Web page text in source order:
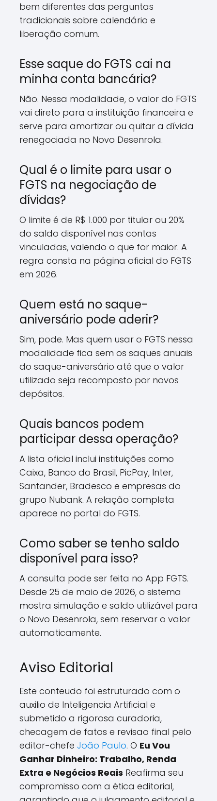
bem diferentes das perguntas
tradicionais sobre calendário e
liberação comum.
Esse saque do FGTS cai na
minha conta bancária?
Não. Nessa modalidade, o valor do FGTS
vai direto para a instituição financeira e
serve para amortizar ou quitar a dívida
renegociada no Novo Desenrola.
Qual é o limite para usar o
FGTS na negociação de
dívidas?
O limite é de R$ 1.000 por titular ou 20%
do saldo disponível nas contas
vinculadas, valendo o que for maior. A
regra consta na página oficial do FGTS
em 2026.
Quem está no saque-
aniversário pode aderir?
Sim, pode. Mas quem usar o FGTS nessa
modalidade fica sem os saques anuais
do saque-aniversário até que o valor
utilizado seja recomposto por novos
depósitos.
Quais bancos podem
participar dessa operação?
A lista oficial inclui instituições como
Caixa, Banco do Brasil, PicPay, Inter,
Santander, Bradesco e empresas do
grupo Nubank. A relação completa
aparece no portal do FGTS.
Como saber se tenho saldo
disponível para isso?
A consulta pode ser feita no App FGTS.
Desde 25 de maio de 2026, o sistema
mostra simulação e saldo utilizável para
o Novo Desenrola, sem reservar o valor
automaticamente.
Aviso Editorial
Este conteudo foi estruturado com o
auxilio de Inteligencia Artificial e
submetido a rigorosa curadoria,
checagem de fatos e revisao final pelo
editor-chefe João Paulo. O Eu Vou
Ganhar Dinheiro: Trabalho, Renda
Extra e Negócios Reais Reafirma seu
compromisso com a ética editorial,